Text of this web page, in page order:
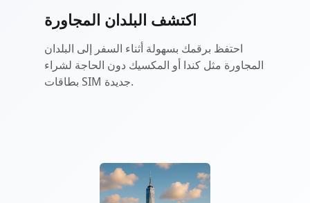
اكتشف البلدان المجاورة
احتفظ برقمك بسهولة أثناء السفر إلى البلدان
المجاورة مثل كندا أو المكسيك دون الحاجة لشراء
بطاقات SIM جديدة.